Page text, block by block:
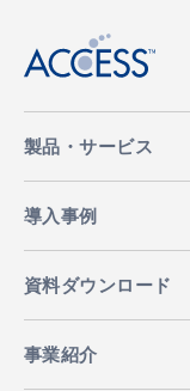
製品・サービス
導入事例
資料ダウンロード
事業紹介